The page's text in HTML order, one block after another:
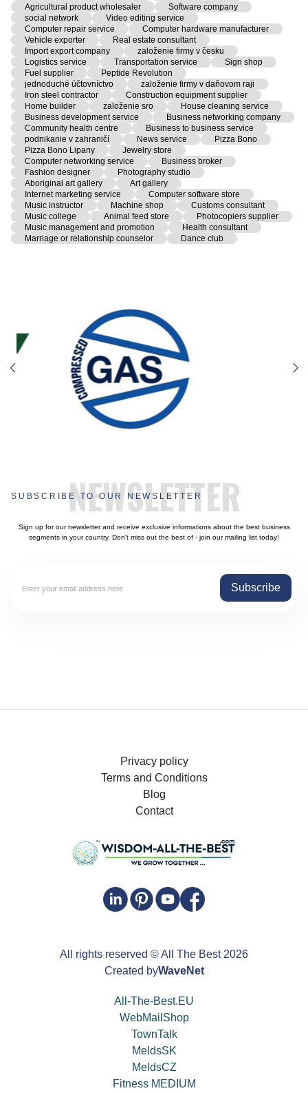
Agricultural product wholesaler
Software company
social network
Video editing service
Computer repair service
Computer hardware manufacturer
Vehicle exporter
Real estate consultant
Import export company
založenie firmy v česku
Logistics service
Transportation service
Sign shop
Fuel supplier
Peptide Revolution
jednoduché účtovníctvo
založenie firmy v daňovom raji
Iron steel contractor
Construction equipment supplier
Home builder
založenie sro
House cleaning service
Business development service
Business networking company
Community health centre
Business to business service
podnikanie v zahraničí
News service
Pizza Bono
Pizza Bono Lipany
Jewelry store
Computer networking service
Business broker
Fashion designer
Photography studio
Aboriginal art gallery
Art gallery
Internet marketing service
Computer software store
Music instructor
Machine shop
Customs consultant
Music college
Animal feed store
Photocopiers supplier
Music management and promotion
Health consultant
Marriage or relationship counselor
Dance club
NEWSLETTER
SUBSCRIBE TO OUR NEWSLETTER
Sign up for our newsletter and receive exclusive informations about the best business
segments in your country. Don't miss out the best of - join our mailing list today!
Subscribe
Privacy policy
Terms and Conditions
Blog
Contact
All rights reserved © All The Best2026
Created byWaveNet
All-The-Best.EU
WebMailShop
TownTalk
MeldsSK
MeldsCZ
Fitness MEDIUM